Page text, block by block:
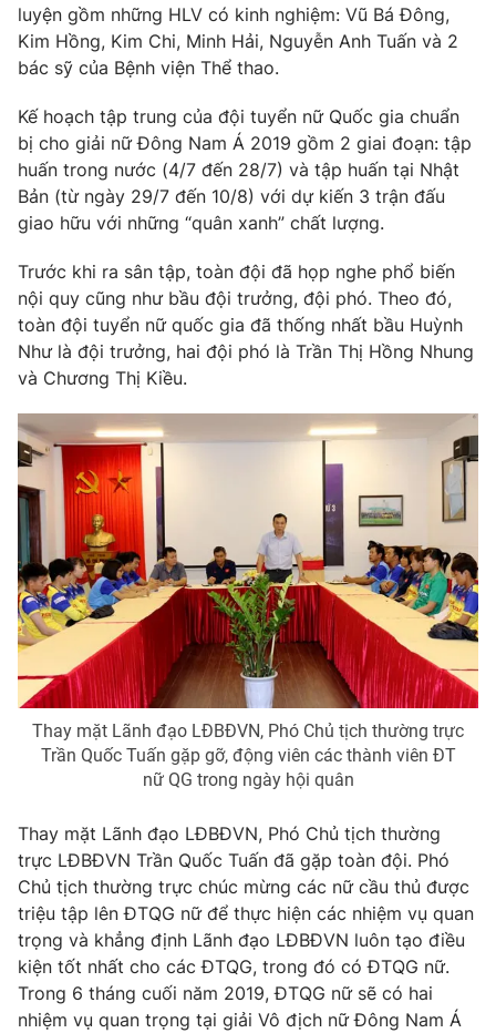
Phim VTV
Hậu trường
Nhân vật
Khán giả
Giải sao mai
Giải trí
Điện ảnh
Âm nhạc
Sao
Du lịch
Làm đẹp
Chất lượng cuộc sống
Giáo dục
Tuyển sinh
Công nghệ
Hitech Công nghệ tương lai
Sản phẩm
Thị trường
Giao lưu trực tuyến
Lịch phát sóng
Chuyên mục khác
Emagazine
Photo Infographic
Video Shorts video
VTV Money VTV Thể thao
VTV Sức khoẻ Bất động sản
VTV4 Vươn mình bằng AI
VTV9 VTV8
Liên hệ tòa soạn English
luyện gồm những HLV có kinh nghiệm: Vũ Bá Đông,
Kim Hồng, Kim Chi, Minh Hải, Nguyễn Anh Tuấn và 2
bác sỹ của Bệnh viện Thể thao.
Kế hoạch tập trung của đội tuyển nữ Quốc gia chuẩn
bị cho giải nữ Đông Nam Á 2019 gồm 2 giai đoạn: tập
huấn trong nước (4/7 đến 28/7) và tập huấn tại Nhật
Bản (từ ngày 29/7 đến 10/8) với dự kiến 3 trận đấu
giao hữu với những “quân xanh” chất lượng.
Trước khi ra sân tập, toàn đội đã họp nghe phổ biến
nội quy cũng như bầu đội trưởng, đội phó. Theo đó,
toàn đội tuyển nữ quốc gia đã thống nhất bầu Huỳnh
Như là đội trưởng, hai đội phó là Trần Thị Hồng Nhung
và Chương Thị Kiều.
Thay mặt Lãnh đạo LĐBĐVN, Phó Chủ tịch thường trực
Trần Quốc Tuấn gặp gỡ, động viên các thành viên ĐT
nữ QG trong ngày hội quân
Thay mặt Lãnh đạo LĐBĐVN, Phó Chủ tịch thường
trực LĐBĐVN Trần Quốc Tuấn đã gặp toàn đội. Phó
Chủ tịch thường trực chúc mừng các nữ cầu thủ được
triệu tập lên ĐTQG nữ để thực hiện các nhiệm vụ quan
trọng và khẳng định Lãnh đạo LĐBĐVN luôn tạo điều
kiện tốt nhất cho các ĐTQG, trong đó có ĐTQG nữ.
Trong 6 tháng cuối năm 2019, ĐTQG nữ sẽ có hai
nhiệm vụ quan trọng tại giải Vô địch nữ Đông Nam Á